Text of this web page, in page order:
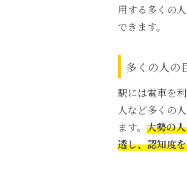
用する多くの
できます。
多くの人の
駅には電車を
人など多くの
ます。 大勢の
透し、認知度